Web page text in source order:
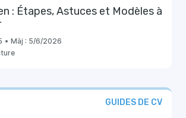
: Étapes, Astuces et Modèles à
• Màj : 5/6/2026
GUIDES DE CV